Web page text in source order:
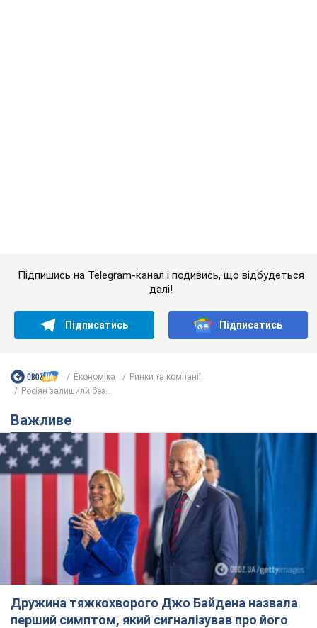
Підпишись на Telegram-канал і подивись, що відбудеться
далі!
Підписатись Підписатись
Економіка
Ринки та компанії
Росіян залишили без...
Важливе
Дружина тяжкохворого Джо Байдена назвала
перший симптом, який сигналізував про його